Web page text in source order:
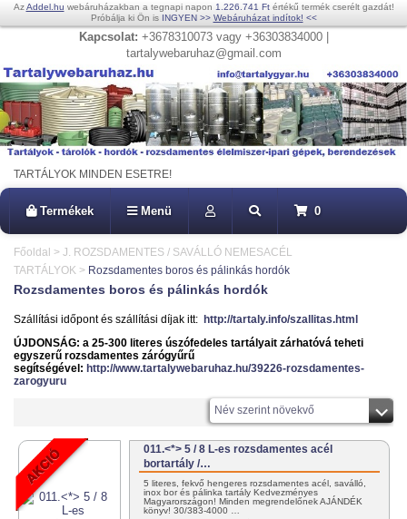
AzAddel.hu webáruházakban a tegnapi napon 1.226.741 Ftértékű termék cserélt gazdát!
Próbálja ki Ön is INGYEN >> Webáruházat indítok! <<
Kapcsolat: +3678310073 vagy +36303834000 |
tartalywebaruhaz@gmail.com
TARTÁLYOK MINDEN ESETRE!
Termékek Menü 0
Főoldal > J. ROZSDAMENTES / SAVÁLLÓ NEMESACÉL
TARTÁLYOK > Rozsdamentes boros és pálinkás hordók
Rozsdamentes boros és pálinkás hordók
Szállítási időpont és szállítási díjak itt: http://tartaly.info/szallitas.html
ÚJDONSÁG: a 25-300 literes úszófedeles tartályait zárhatóvá teheti
egyszerű rozsdamentes zárógyűrű
segítségével: http://www.tartalywebaruhaz.hu/39226-rozsdamentes-
zarogyuru
Név szerint növekvő
011.<*> 5 / 8 L-es rozsdamentes acél
bortartály /…
5 literes, fekvő hengeres rozsdamentes acél, saválló,
inox bor és pálinka tartály Kedvezményes
Magyarországon! Minden megrendelőnek AJÁNDÉK
könyv! 30/383-4000 …